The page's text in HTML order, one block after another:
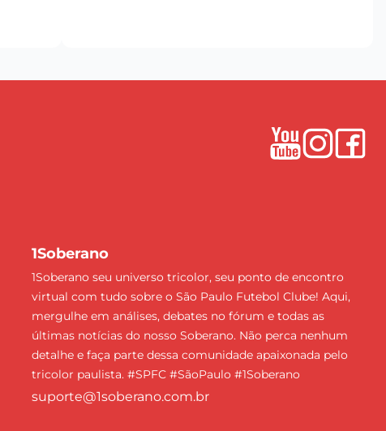
1Soberano
1Soberano seu universo tricolor, seu ponto de encontro
virtual com tudo sobre o São Paulo Futebol Clube! Aqui,
mergulhe em análises, debates no fórum e todas as
últimas notícias do nosso Soberano. Não perca nenhum
detalhe e faça parte dessa comunidade apaixonada pelo
tricolor paulista. #SPFC #SãoPaulo #1Soberano
suporte@1soberano.com.br